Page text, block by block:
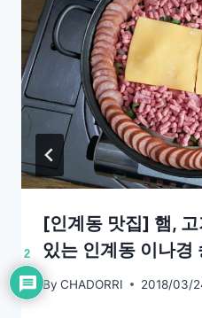
[인계동 맛집] 햄,
있는 인계동 이나경
By CHADORRI 2018/03/
2